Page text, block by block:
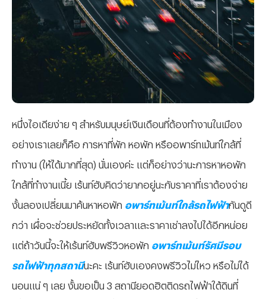
หนึ่งไอเดียง่าย ๆ สำหรับมนุษย์เงินเดือนที่ต้องทำงานในเมือง
อย่างเราเลยก็คือ การหาที่พัก หอพัก หรืออพาร์ทเม้นท์ใกล้ที่
ทำงาน (ให้ได้มากที่สุด) นั่นเองค่ะ แต่ก็อย่างว่านะการหาหอพัก
ใกล้ที่ทำงานเนี้ย เร้นท์ฮับคิดว่ายากอยู่นะกับราคาที่เราต้องจ่าย
งั้นลองเปลี่ยนมาค้นหาหอพัก อพาร์ทเม้นท์ใกล้รถไฟฟ้ากันดูดี
กว่า เผื่อจะช่วยประหยัดทั้งเวลาและราคาเช่าลงไปได้อีกหน่อย
แต่ถ้าวันนี้จะให้เร้นท์ฮับพรีวิวหอพัก อพาร์ทเม้นท์รัศมีรอบ
รถไฟฟ้าทุกสถานีนะคะ เร้นท์ฮับเองคงพรีวิวไม่ไหว หรือไม่ได้
นอนแน่ ๆ เลย งั้นขอเป็น 3 สถานียอดฮิตติดรถไฟฟ้าใต้ดินที่